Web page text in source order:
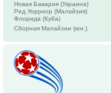
Новая Бавария (Украина)
Ред Уорриор (Малайзия)
Флорида (Куба)
Сборная Малайзии (юн.)